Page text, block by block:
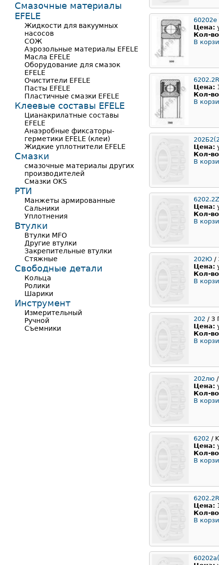
60202е
Цена:
Кол-
В
Цена:
Кол-
В
Цена:
Кол-
В
6202.2Z
Цена:
Кол-
В
202Ю /
Цена:
Кол-
В
202 / 3
Цена:
Кол-
В
202лю
Цена:
Кол-
В
6202 /
Цена:
Кол-
В
Цена:
Кол-
В
Смазочные материалы
EFELE
Жидкости для вакуумных
насосов
СОЖ
Аэрозольные материалы EFELE
Масла EFELE
Оборудование для смазок
EFELE
Очистители EFELE
Пасты EFELE
Пластичные смазки EFELE
Клеевые составы EFELE
Цианакрилатные составы
EFELE
Анаэробные фиксаторы-
герметики EFELE (клеи)
Жидкие уплотнители EFELE
Смазки
смазочные материалы других
производителей
Смазки OKS
РТИ
Манжеты армированные
Сальники
Уплотнения
Втулки
Втулки MFO
Другие втулки
Закрепительные втулки
Стяжные
Свободные детали
Кольца
Ролики
Шарики
Инструмент
Измерительный
Ручной
Съемники